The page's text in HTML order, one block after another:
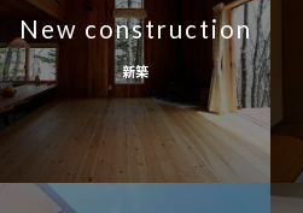
New construction
新築